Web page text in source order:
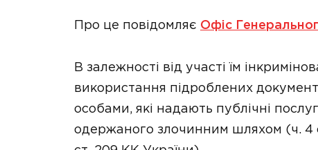
Про це повідомляє Офіс
В залежності від участі їм
використання підроблених
особами, які надають публічні
одержаного злочинним шляхом (ч. 4